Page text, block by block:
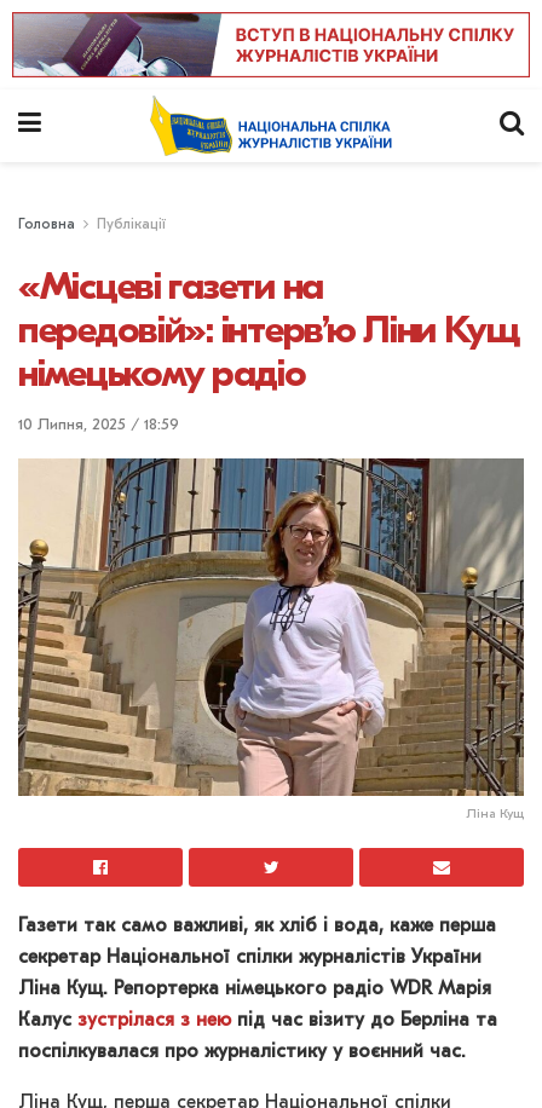
Головна Публікації
«Місцеві газети на
передовій»: інтерв’ю Ліни Кущ
німецькому радіо
10 Липня, 2025 / 18:59
Ліна Кущ
Газети так само важливі, як хліб і вода, каже перша
секретар Національної спілки журналістів України
Ліна Кущ. Репортерка німецького радіо WDR Марія
Калус зустрілася з неюпід час візиту до Берліна та
поспілкувалася про журналістику у воєнний час.
Ліна Кущ, перша секретар Національної спілки